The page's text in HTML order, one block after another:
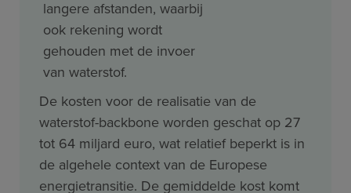
langere afstanden, waarbij
ook rekening wordt
gehouden met de invoer
van waterstof.
De kosten voor de realisatie van de
waterstof-backbone worden geschat op 27
tot 64 miljard euro, wat relatief beperkt is in
de algehele context van de Europese
energietransitie. De gemiddelde kost komt